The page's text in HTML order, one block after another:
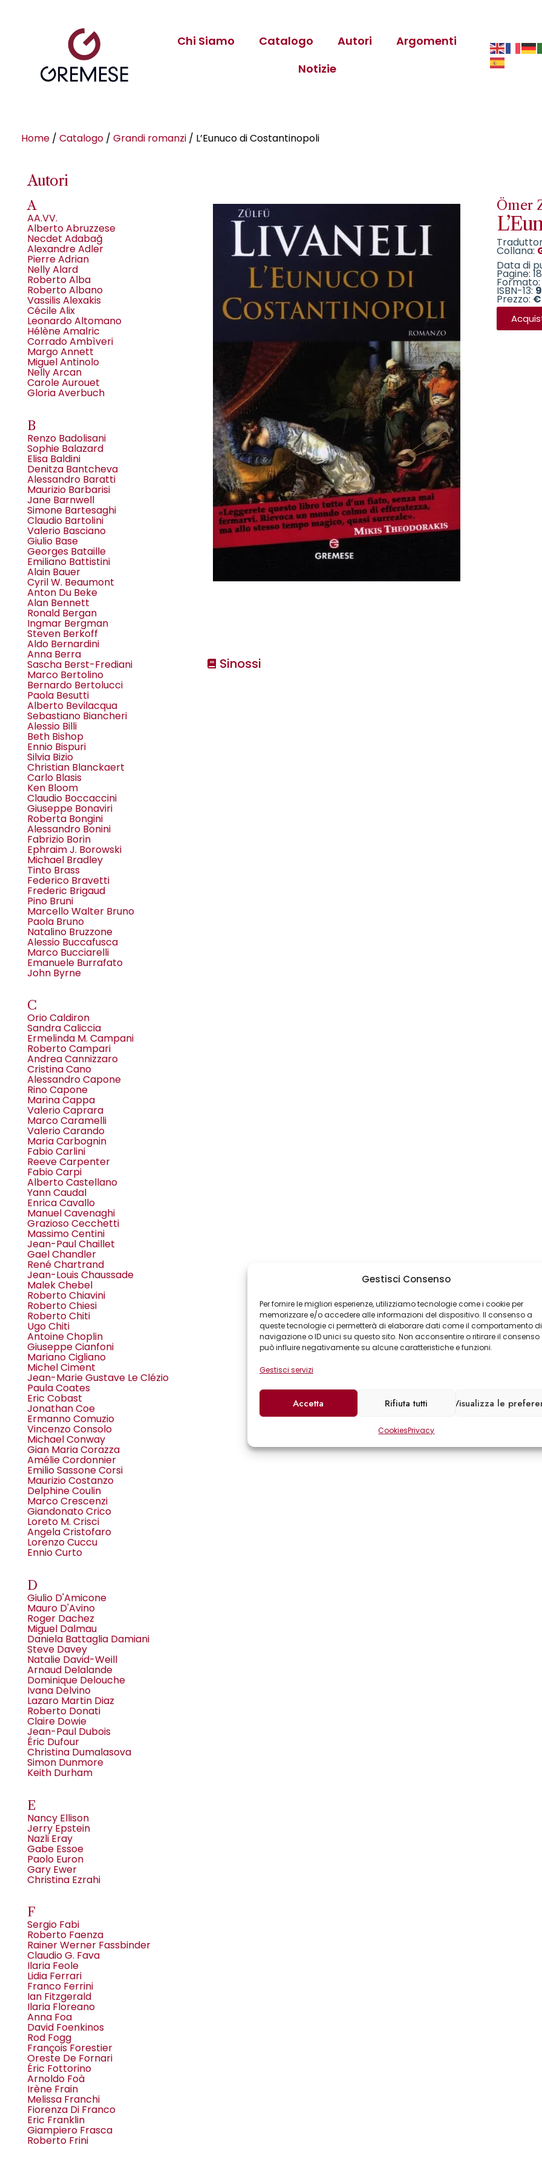
Gestisci Consenso
Per fornire le migliori esperienze, utilizziamo tecnologie come i cookie per
memorizzare e/o accedere alle informazioni del dispositivo. Il consenso a
queste tecnologie ci permetterà di elaborare dati come il comportamento di
navigazione o ID unici su questo sito. Non acconsentire o ritirare il consenso
può influire negativamente su alcune caratteristiche e funzioni.
Gestisci servizi
Accetta Rifiuta tutti Visualizza le
CookiesPrivacy
Chi Siamo Catalogo Autori
Argomenti
Notizie
Home / Catalogo / Grandi romanzi / L’Eunuco di Costantinopoli
Autori
A
AA.VV.
Alberto Abruzzese
Necdet Adabağ
Alexandre Adler
Pierre Adrian
Nelly Alard
Roberto Alba
Roberto Albano
Vassilis Alexakis
Cécile Alix
Leonardo Altomano
Hélène Amalric
Corrado Ambìveri
Margo Annett
Miguel Antinolo
Nelly Arcan
Carole Aurouet
Gloria Averbuch
B
Renzo Badolisani
Sophie Balazard
Elisa Baldini
Denitza Bantcheva
Alessandro Baratti
Maurizio Barbarisi
Jane Barnwell
Simone Bartesaghi
Claudio Bartolini
Valerio Basciano
Giulio Base
Georges Bataille
Emiliano Battistini
Alain Bauer
Cyril W. Beaumont
Anton Du Beke
Alan Bennett
Ronald Bergan
Ingmar Bergman
Steven Berkoff
Aldo Bernardini
Anna Berra
Sascha Berst-Frediani
Marco Bertolino
Bernardo Bertolucci
Paola Besutti
Alberto Bevilacqua
Sebastiano Biancheri
Alessio Billi
Beth Bishop
Ennio Bispuri
Silvia Bizio
Christian Blanckaert
Carlo Blasis
Ken Bloom
Claudio Boccaccini
Giuseppe Bonaviri
Roberta Bongini
Alessandro Bonini
Fabrizio Borin
Ephraim J. Borowski
Michael Bradley
Tinto Brass
Federico Bravetti
Frederic Brigaud
Pino Bruni
Marcello Walter Bruno
Paola Bruno
Natalino Bruzzone
Alessio Buccafusca
Marco Bucciarelli
Emanuele Burrafato
John Byrne
C
Orio Caldiron
Sandra Caliccia
Ermelinda M. Campani
Roberto Campari
Andrea Cannizzaro
Cristina Cano
Alessandro Capone
Rino Capone
Marina Cappa
Valerio Caprara
Marco Caramelli
Valerio Carando
Maria Carbognin
Fabio Carlini
Reeve Carpenter
Fabio Carpi
Alberto Castellano
Yann Caudal
Enrica Cavallo
Manuel Cavenaghi
Grazioso Cecchetti
Massimo Centini
Jean-Paul Chaillet
Gael Chandler
René Chartrand
Jean-Louis Chaussade
Malek Chebel
Roberto Chiavini
Roberto Chiesi
Roberto Chiti
Ugo Chiti
Antoine Choplin
Giuseppe Cianfoni
Mariano Cigliano
Michel Ciment
Jean-Marie Gustave Le Clézio
Paula Coates
Eric Cobast
Jonathan Coe
Ermanno Comuzio
Vincenzo Consolo
Michael Conway
Gian Maria Corazza
Amélie Cordonnier
Emilio Sassone Corsi
Maurizio Costanzo
Delphine Coulin
Marco Crescenzi
Giandonato Crico
Loreto M. Crisci
Angela Cristofaro
Lorenzo Cuccu
Ennio Curto
D
Giulio D'Amicone
Mauro D'Avino
Roger Dachez
Miguel Dalmau
Daniela Battaglia Damiani
Steve Davey
Natalie David-Weill
Arnaud Delalande
Dominique Delouche
Ivana Delvino
Lazaro Martin Diaz
Roberto Donati
Claire Dowie
Jean-Paul Dubois
Éric Dufour
Christina Dumalasova
Simon Dunmore
Keith Durham
E
Nancy Ellison
Jerry Epstein
Nazli Eray
Gabe Essoe
Paolo Euron
Gary Ewer
Christina Ezrahi
F
Sergio Fabi
Roberto Faenza
Rainer Werner Fassbinder
Claudio G. Fava
Ilaria Feole
Lidia Ferrari
Franco Ferrini
Ian Fitzgerald
Ilaria Floreano
Anna Foa
David Foenkinos
Rod Fogg
François Forestier
Oreste De Fornari
Éric Fottorino
Arnoldo Foà
Irène Frain
Melissa Franchi
Fiorenza Di Franco
Eric Franklin
Giampiero Frasca
Roberto Frini
Ömer
Collana:
Data di
Pagine:
Formato:
ISBN-13:
Prezzo: €
Sinossi